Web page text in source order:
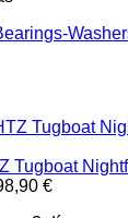
Tugboat
€